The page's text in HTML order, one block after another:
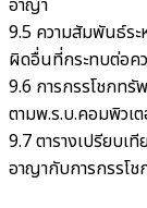
อาญา
9.5 ความสัมพันธ์ระ
ผิดอื่นที่กระทบต่อค
9.6 การกรรโชกทรั
ตามพ.ร.บ.คอมพิวเ
9.7 ตารางเปรียบเ
อาญากับการกรรโช